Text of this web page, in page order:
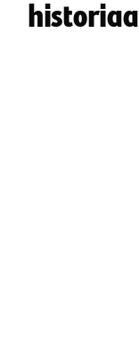
historiaa